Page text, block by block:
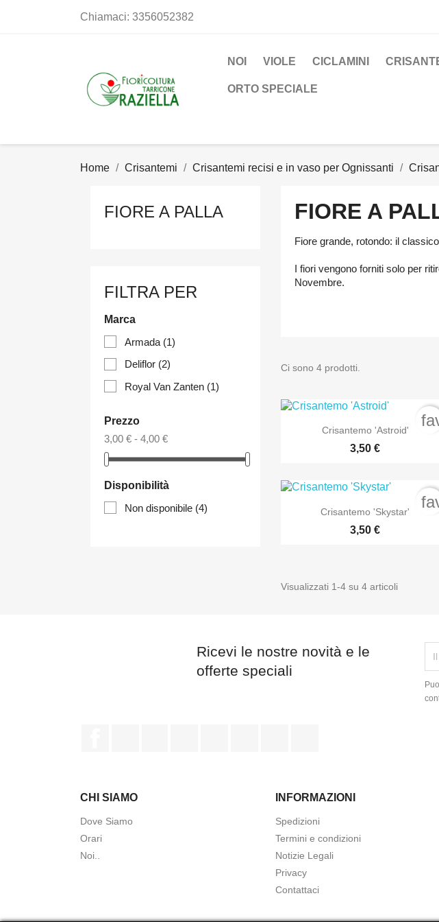
Chiamaci: 3356052382
NOI VIOLE CICLAMINI
ORTO SPECIALE
Home Crisantemi Crisantemi recisi e in vaso per Ognissanti
FIORE A PALLA
FILTRA PER
Marca
Armada (1)
Deliflor (2)
Royal Van Zanten (1)
Prezzo
3,00 € - 4,00 €
Disponibilità
Non disponibile (4)
FIORE A
Fiore grande, rotondo: il
I fiori vengono forniti solo per
Novembre.
Ci sono 4 prodotti.
 Anteprima
Crisantemo 'Astroid'
3,50 €
 Anteprima
Crisantemo 'Skystar'
3,50 €
Visualizzati 1-4 su 4 articoli
Ricevi le nostre novità e le
offerte speciali
CHI SIAMO
Dove Siamo
Orari
Noi..
INFORMAZIONI
Spedizioni
Termini e condizioni
Notizie Legali
Privacy
Contattaci